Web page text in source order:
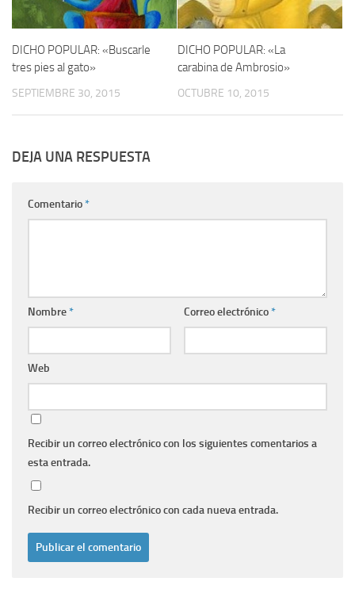
DICHO POPULAR: «Buscarle
tres pies al gato»
SEPTIEMBRE 30, 2015
DICHO POPULAR: «La
carabina de Ambrosio»
OCTUBRE 10, 2015
DEJA UNA RESPUESTA
Comentario*
Nombre* Correo electrónico*
Web
Recibir un correo electrónico con los siguientes comentarios a
esta entrada.
Recibir un correo electrónico con cada nueva entrada.